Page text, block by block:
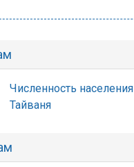
Численность населения
Тайваня